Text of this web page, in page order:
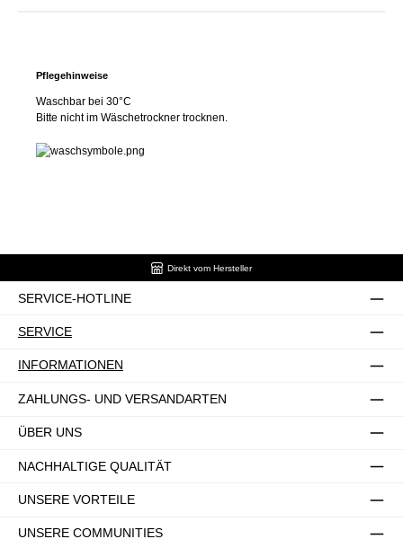
Pflegehinweise
Waschbar bei 30°C
Bitte nicht im Wäschetrockner trocknen.
Direkt vom Hersteller
SERVICE-HOTLINE
SERVICE
INFORMATIONEN
ZAHLUNGS- UND VERSANDARTEN
ÜBER UNS
NACHHALTIGE QUALITÄT
UNSERE VORTEILE
UNSERE COMMUNITIES